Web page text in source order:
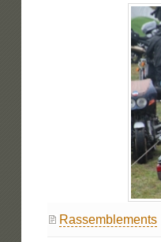
Rassemblements